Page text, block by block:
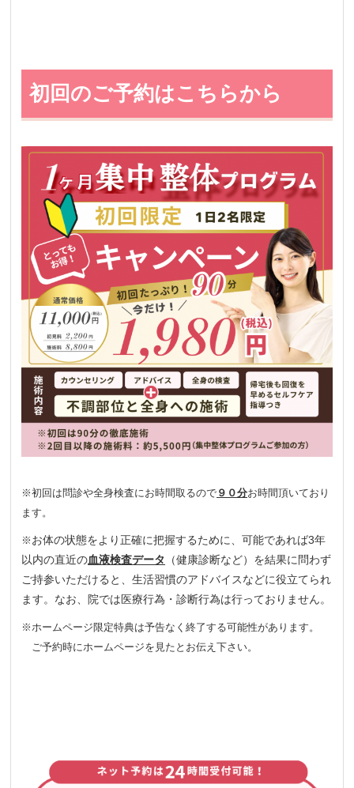
初回のご予約はこちらから
※初回は問診や全身検査にお時間取るので ９０分お時間頂いており
ます。
※ お体の状態をより正確に把握するために、可能であれば3年
以内の直近の血液検査データ
（健康診断など）を結果に問わず
ご持参いただけると、生活習慣のアドバイスなどに役立てられ
ます。なお、院では医療行為・診断行為は行っておりません。
※ホームページ限定特典は予告なく終了する可能性があります。
ご予約時にホームページを見たとお伝え下さい。